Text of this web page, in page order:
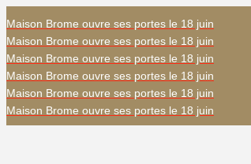
Maison Brome ouvre ses portes le 18 juin
Maison Brome ouvre ses portes le 18 juin
Maison Brome ouvre ses portes le 18 juin
Maison Brome ouvre ses portes le 18 juin
Maison Brome ouvre ses portes le 18 juin
Maison Brome ouvre ses portes le 18 juin